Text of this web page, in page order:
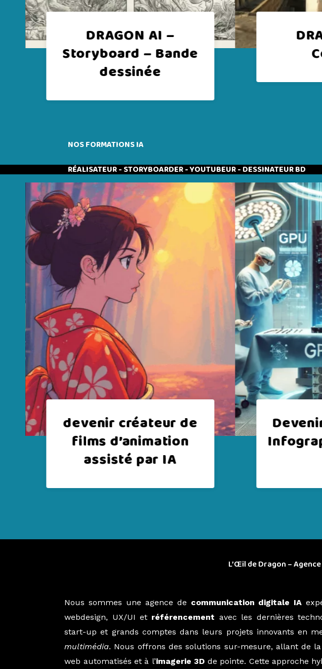
DRAGON AI –
Cordoue
Infographie Médicale
IA
webdesign, UX/UI etréférencementavec les dernières
start-up et grands comptes dans leurs projets innovants en
multimédia . Nous offrons des solutions sur-mesure, allant de
web automatisés et à l’imagerie 3Dde pointe. Cette approche
livrables captivants tout en accélérant la production